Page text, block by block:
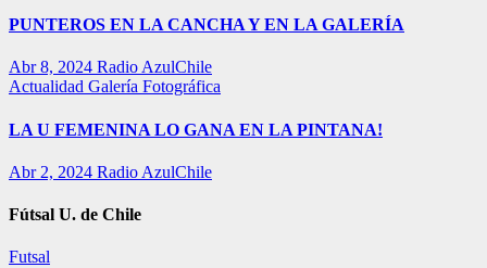
PUNTEROS EN LA CANCHA Y EN LA GALERÍA
Abr 8, 2024 Radio AzulChile
Actualidad Galería Fotográfica
LA U FEMENINA LO GANA EN LA PINTANA!
Abr 2, 2024 Radio AzulChile
Fútsal U. de Chile
Futsal